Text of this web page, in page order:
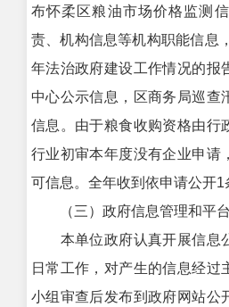
布怀柔区粮油市场价格监测
责、机构信息等机构职能信息
年法治政府建设工作情况的报
中心公示信息，区商务局巡查
信息。由于粮食收购资格由行
行业初审本年度没有企业申请
可信息。全年收到依申请公开1
（三）政府信息管理和平
本单位政府认真开展信息
日常工作，对产生的信息经过
小组审查后发布到政府网站公